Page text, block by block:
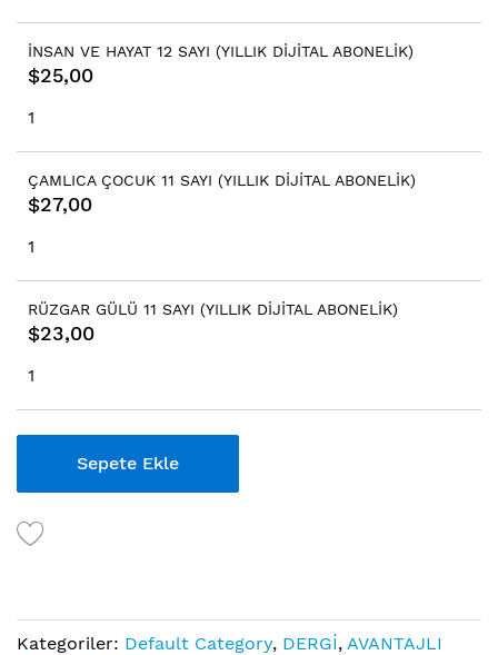
İNSAN VE HAYAT 12 SAYI (YILLIK DİJİTAL ABONELİK)
$25,00
1
ÇAMLICA ÇOCUK 11 SAYI (YILLIK DİJİTAL ABONELİK)
$27,00
1
RÜZGAR GÜLÜ 11 SAYI (YILLIK DİJİTAL ABONELİK)
$23,00
1
Sepete Ekle
Kategoriler: Default Category, DERGİ, AVANTAJLI